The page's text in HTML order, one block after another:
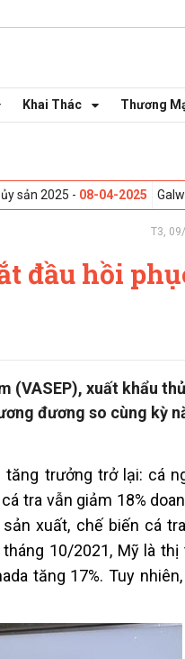
Khai Thác Thương
sản 2025 - 08-04-2025
T3,
đầu hồi
(VASEP), xuất khẩu
đương so cùng kỳ
tăng trưởng trở lại: cá
tra vẫn giảm 18%
xuất, chế biến cá
10/2021, Mỹ là thị
tăng 17%. Tuy